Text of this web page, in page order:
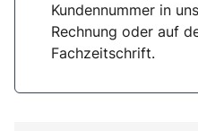
Kundennummer in
Rechnung oder auf
Fachzeitschrift.